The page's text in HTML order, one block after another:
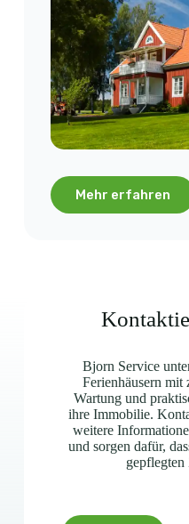
Mehr erfahren
Bjorn Service
Ferienhäusern mit
Wartung und
ihre Immobilie.
weitere
und sorgen dafür,
gepflegten